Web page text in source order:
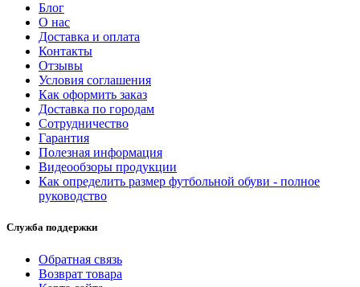
Блог
О нас
Доставка и оплата
Контакты
Отзывы
Условия соглашения
Как оформить заказ
Доставка по городам
Сотрудничество
Гарантия
Полезная информация
Видеообзоры продукции
Как определить размер футбольной обуви - полное
руководство
Служба поддержки
Обратная связь
Возврат товара